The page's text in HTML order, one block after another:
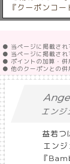
『クーポンコ
● 当ページに掲載され
● 当ページに掲載され
● ポイントの加算・併
● 他のクーポンとの併
エンジ
益若つ
エン
『